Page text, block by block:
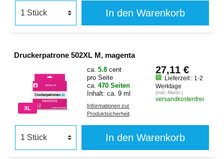
In den Warenkorb
Druckerpatrone 502XL M, magenta
XL
ca. 5.8 cent
pro Seite
ca. 470 Seiten
Inhalt: ca. 9 ml
Informationen zur
Produktsicherheit
27,11 €
Lieferzeit : 1-2
Werktage
(inkl. MwSt.)
versandkostenfrei
In den Warenkorb